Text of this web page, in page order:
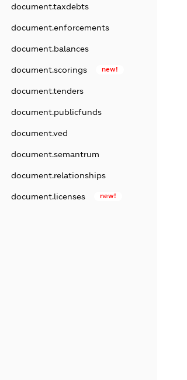
document.taxdebts
document.enforcements
document.balances
document.scorings new!
document.tenders
document.publicfunds
document.ved
document.semantrum
document.relationships
document.licenses new!